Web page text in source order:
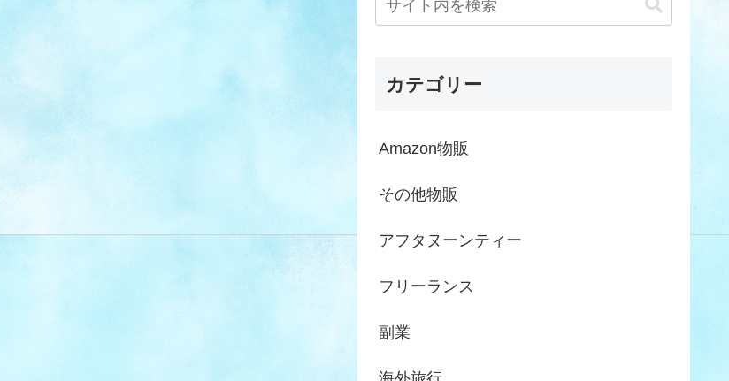
カテゴリー
Amazon物販
その他物販
アフタヌーンティー
フリーランス
副業